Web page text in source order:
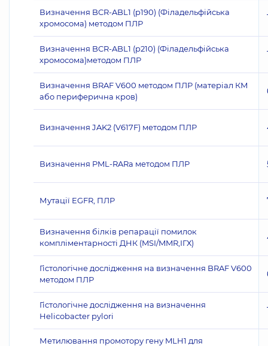
Визначення BCR-ABL1 (p190) (Філадельфійська
хромосома) методом ПЛР
Визначення BCR-ABL1 (p210) (Філадельфійська
хромосома)методом ПЛР
Визначення BRAF V600 методом ПЛР (матеріал КМ
або периферична кров)
Визначення JAK2 (V617F) методом ПЛР
Визначення PML-RARа методом ПЛР
Мутації EGFR, ПЛР
Визначення білків репарації помилок
компліментарності ДНК (MSI/MMR,ІГХ)
Гістологічне дослідження на визначення BRAF V600
методом ПЛР
Гістологічне дослідження на визначення
Helicobacter pylori
Метилювання промотору гену MLH1 для